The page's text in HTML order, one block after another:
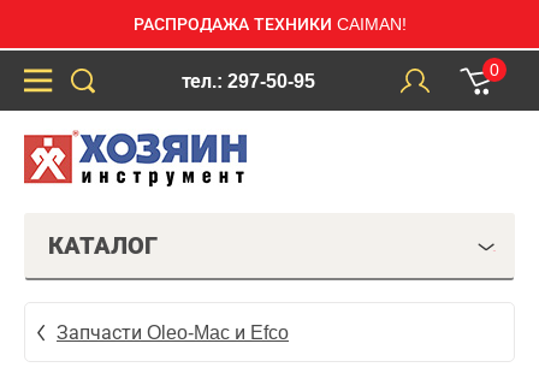
РАСПРОДАЖА ТЕХНИКИ CAIMAN!
тел.: 297-50-95
0
КАТАЛОГ
Запчасти Oleo-Mac и Efco